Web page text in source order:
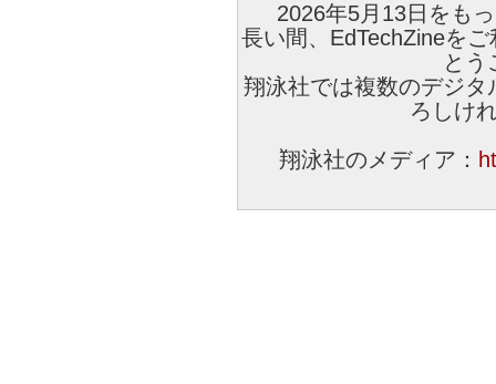
2026年5月13日をも
長い間、EdTechZineを
とう
翔泳社では複数のデジ
ろしけ
翔泳社のメディア：